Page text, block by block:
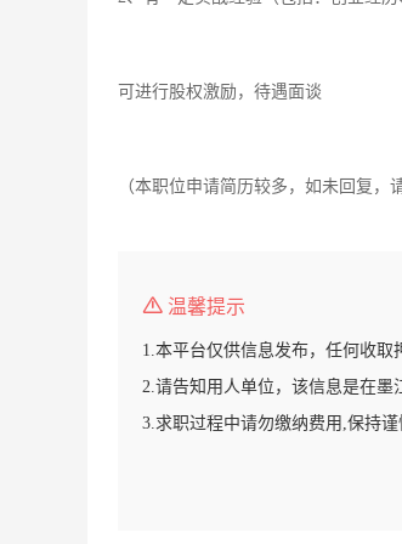
可进行股权激励，待遇面谈
（本职位申请简历较多，如未回复
温馨提示
1.本平台仅供信息发布，任何收取
2.请告知用人单位，该信息是在墨
3.求职过程中请勿缴纳费用,保持谨